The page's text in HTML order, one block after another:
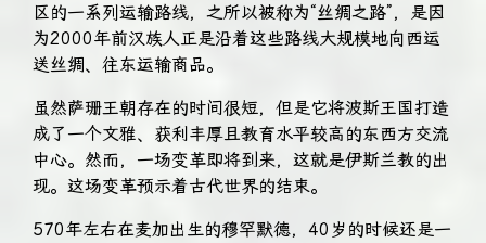
区的一系列运输路线，之所以被称为“丝绸之路”，是因
为2000年前汉族人正是沿着这些路线大规模地向西运
送丝绸、往东运输商品。
虽然萨珊王朝存在的时间很短，但是它将波斯王国打造
成了一个文雅、获利丰厚且教育水平较高的东西方交流
中心。然而，一场变革即将到来，这就是伊斯兰教的出
现。这场变革预示着古代世界的结束。
570年左右在麦加出生的穆罕默德，40岁的时候还是一